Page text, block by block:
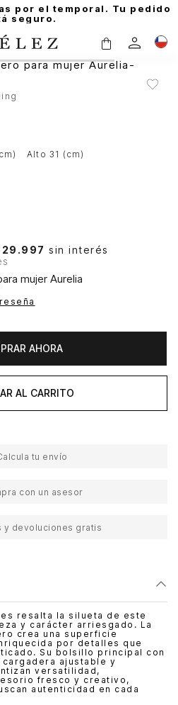
por el temporal. Tu pedido
seguro.
alto 31 (cm)
sin interés
mujer Aurelia
AHORA
AL CARRITO
tu envío
con un asesor
y devoluciones gratis
resalta la silueta de este
y carácter arriesgado. La
crea una superficie
por detalles que
Su bolsillo principal con
ajustable y
versatilidad,
fresco y creativo,
autenticidad en cada